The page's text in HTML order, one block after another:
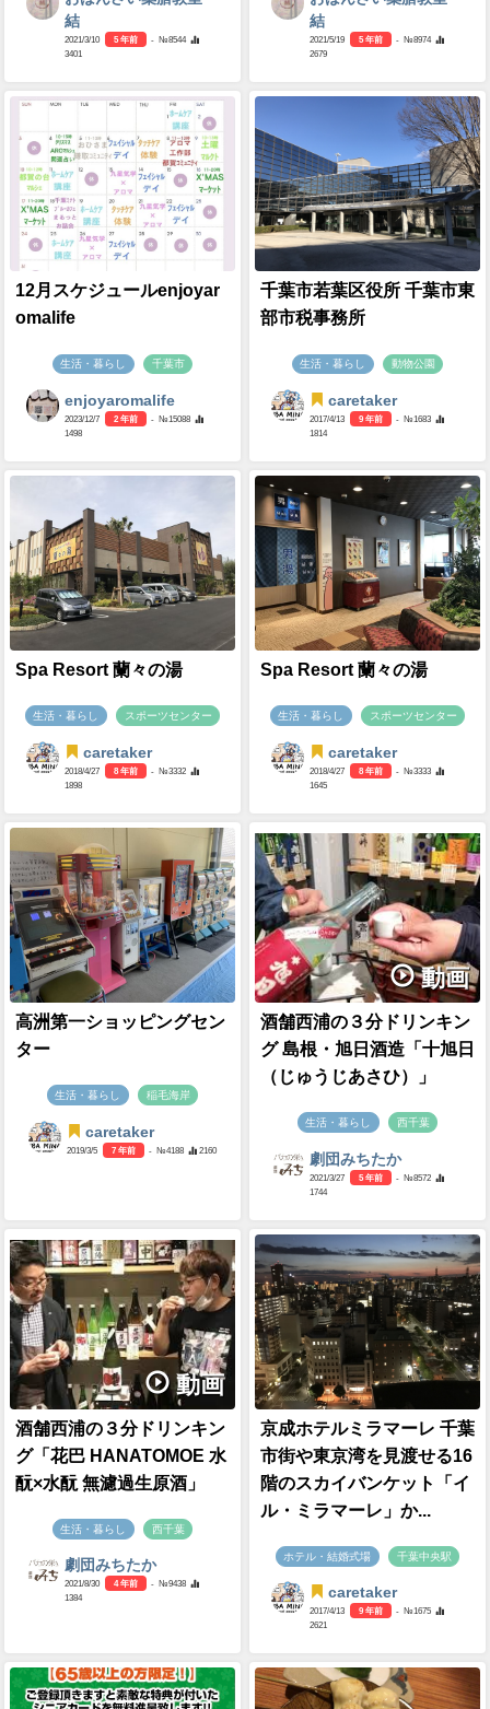
結
2021/3/10 5 年前
- №8544
3401
結
2021/5/19 5 年前
- №8974
2679
12月スケジュールenjoyar
omalife
生活・暮らし 千葉市
enjoyaromalife
2023/12/7 2 年前
- №15088
1498
千葉市若葉区役所 千葉市東
部市税事務所
生活・暮らし 動物公園
caretaker
2017/4/13 9 年前
- №1683
1814
Spa Resort 蘭々の湯
生活・暮らし スポーツセンター
caretaker
2018/4/27 8 年前
- №3332
1898
Spa Resort 蘭々の湯
生活・暮らし スポーツセンター
caretaker
2018/4/27 8 年前
- №3333
1645
高洲第一ショッピングセン
ター
生活・暮らし 稲毛海岸
caretaker
2019/3/5 7 年前 - №4188 2160
動画
酒舗西浦の３分ドリンキン
グ 島根・旭日酒造「十旭日
（じゅうじあさひ）」
生活・暮らし 西千葉
劇団みちたか
2021/3/27 5 年前
- №8572
1744
動画
酒舗西浦の３分ドリンキン
グ「花巴 HANATOMOE 水
酛×水酛 無濾過生原酒」
生活・暮らし 西千葉
劇団みちたか
2021/8/30 4 年前
- №9438
1384
京成ホテルミラマーレ 千葉
市街や東京湾を見渡せる16
階のスカイバンケット「イ
ル・ミラマーレ」か...
ホテル・結婚式場 千葉中央駅
caretaker
2017/4/13 9 年前
- №1675
2621